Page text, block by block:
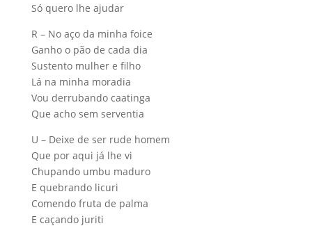
Só quero lhe ajudar
R – No aço da minha foice
Ganho o pão de cada dia
Sustento mulher e filho
Lá na minha moradia
Vou derrubando caatinga
Que acho sem serventia
U – Deixe de ser rude homem
Que por aqui já lhe vi
Chupando umbu maduro
E quebrando licuri
Comendo fruta de palma
E caçando juriti